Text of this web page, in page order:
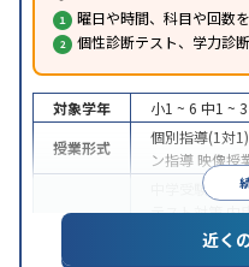
曜日や時間、科目や回数
個性診断テスト、学力診
対象学年 小1 ~ 6 中1 ~ 3
授業形式
個別指導(1対1)
ン指導 映像授
中学受験 高
テスト対策内
(旧AO)対策 推
近く